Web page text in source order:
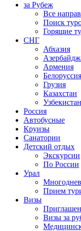
за Рубеж
Все
Поиск
Горящие
СНГ
Абхазия
Армения
Белоруссия
Грузия
Казахстан
Узбекистан
Россия
Автобусные
Круизы
Санатории
Детский отдых
Экскурсии
По России
Урал
Прием
Визы
Визы за